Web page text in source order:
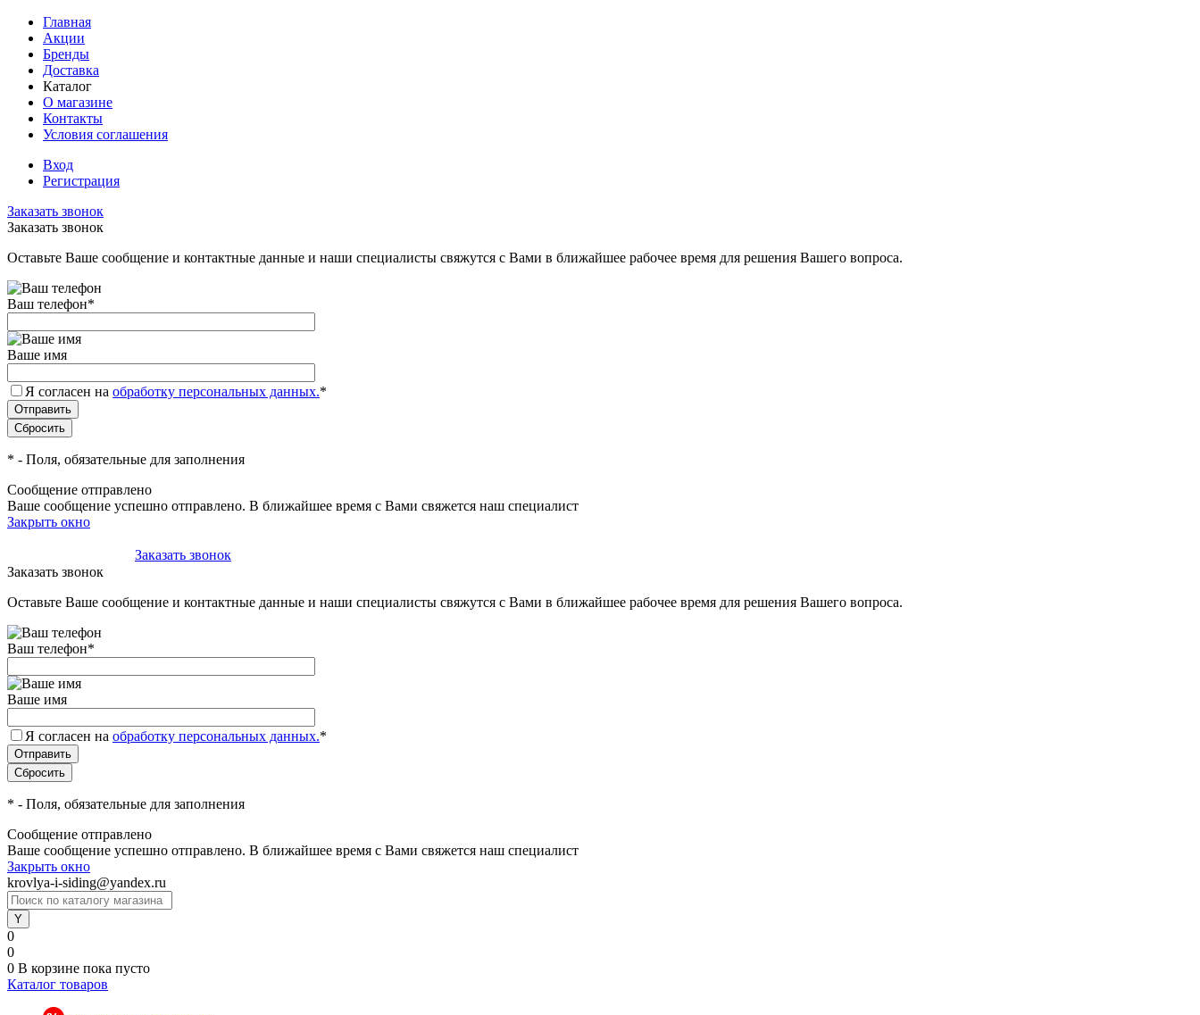
Главная
Акции
Бренды
Доставка
Каталог
О магазине
Контакты
Условия соглашения
Вход
Регистрация
Заказать звонок
Заказать звонок
Оставьте Ваше сообщение и контактные данные и наши специалисты свяжутся с Вами в ближайшее рабочее время для решения Вашего вопроса.
Ваш телефон*
Ваше имя
Я согласен на обработку персональных данных.*
* - Поля, обязательные для заполнения
Сообщение отправлено
Ваше сообщение успешно отправлено. В ближайшее время с Вами свяжется наш специалист
Закрыть окно
Заказать звонок
Заказать звонок
Оставьте Ваше сообщение и контактные данные и наши специалисты свяжутся с Вами в ближайшее рабочее время для решения Вашего вопроса.
Ваш телефон*
Ваше имя
Я согласен на обработку персональных данных.*
* - Поля, обязательные для заполнения
Сообщение отправлено
Ваше сообщение успешно отправлено. В ближайшее время с Вами свяжется наш специалист
Закрыть окно
krovlya-i-siding@yandex.ru
0
0
0 В корзине пока пусто
Каталог товаров